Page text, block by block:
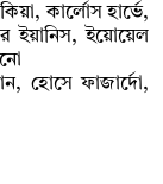
কার্লোস হার্ভে,
ইয়ানিস, ইয়োয়েল
হোসে ফাজার্দো,